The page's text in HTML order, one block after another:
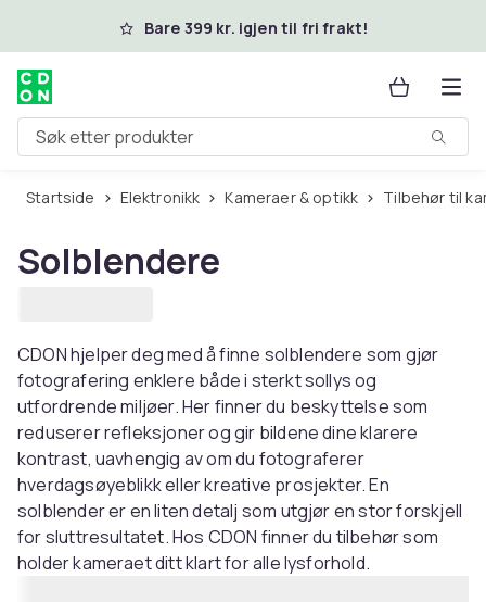
Hopp til hovedinnholdBare 399 kr. igjen til fri frakt!
Søk etter produkter
Startside Elektronikk Kameraer & optikk Tilbehør til
Solblendere
CDON hjelper deg med å finne solblendere som gjør
fotografering enklere både i sterkt sollys og
utfordrende miljøer. Her finner du beskyttelse som
reduserer refleksjoner og gir bildene dine klarere
kontrast, uavhengig av om du fotograferer
hverdagsøyeblikk eller kreative prosjekter. En
solblender er en liten detalj som utgjør en stor forskjell
for sluttresultatet. Hos CDON finner du tilbehør som
holder kameraet ditt klart for alle lysforhold.